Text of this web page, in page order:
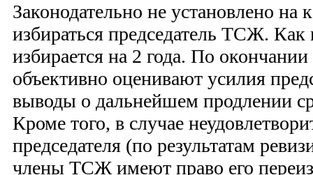
Законодательно не установлено на
избираться председатель ТСЖ. Как
избирается на 2 года. По
объективно оценивают усилия
выводы о дальнейшем продлении
Кроме того, в случае
председателя (по результатам
члены ТСЖ имеют право его